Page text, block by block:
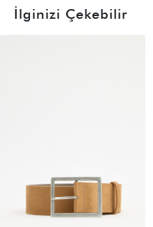
İlginizi Çekebilir